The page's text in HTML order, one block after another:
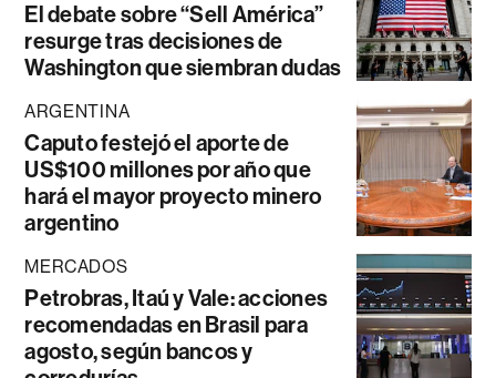
El debate sobre “Sell América”
resurge tras decisiones de
Washington que siembran dudas
ARGENTINA
Caputo festejó el aporte de
US$100 millones por año que
hará el mayor proyecto minero
argentino
MERCADOS
Petrobras, Itaú y Vale: acciones
recomendadas en Brasil para
agosto, según bancos y